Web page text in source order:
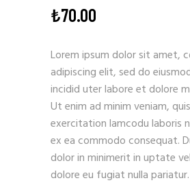
₺70.00
Lorem ipsum dolor sit amet,
adipiscing elit, sed do
incidid uter labore et dolore
Ut enim ad minim veniam,
exercitation lamcodu laboris
ex ea commodo consequat.
dolor in minimerit in uptate
dolore eu fugiat nulla pariatur.